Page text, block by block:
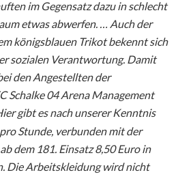
im Gegensatz dazu in schlecht
etwas abwerfen. … Auch der
königsblauen Trikot bekennt sich
sozialen Verantwortung. Damit
den Angestellten der
Schalke 04 Arena Management
gibt es nach unserer Kenntnis
Stunde, verbunden mit der
dem 181. Einsatz 8,50 Euro in
Die Arbeitskleidung wird nicht